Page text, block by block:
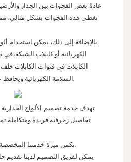
عادةً بعض الفجوات بين الجدار
تغطي هذه الفجوات بشكل مثالي،
بالإضافة إلى ذلك، يمكن استخدام
الكهربائية أو كابلات الشبكة.
الكابلات في قنوات الكابلات
السلامة الكهربائية ويحافظ على نظافة المكان وترتيبه.
تهدف خدمة تصميم الألواح
تفاصيل زخرفية فريدة ومتكاملة
تكمن ميزة خدمتنا المخصصة في مرونتها ودقتها العالية.
يمكن لفريق التصميم لدينا تقديم